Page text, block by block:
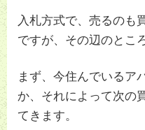
入札方式で、売るのも
ですが、その辺のとこ
まず、今住んでいるア
か、それによって次の
てきます。